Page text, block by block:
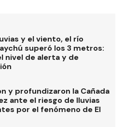
y el viento, el río
superó los 3 metros:
nivel de alerta y de
y profundizaron la Cañada
ante el riesgo de lluvias
por el fenómeno de El